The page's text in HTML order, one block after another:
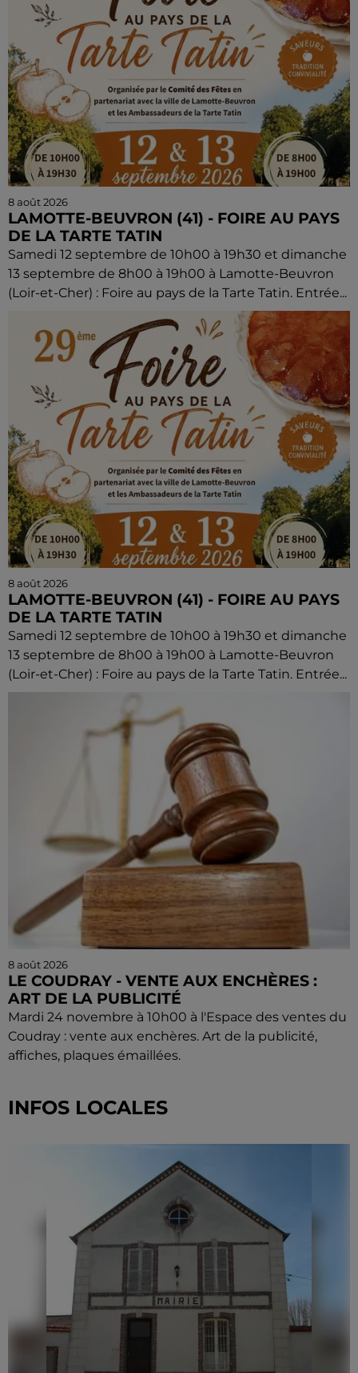
8 août 2026
LAMOTTE-BEUVRON (41) - FOIRE AU PAYS
DE LA TARTE TATIN
Samedi 12 septembre de 10h00 à 19h30 et dimanche
13 septembre de 8h00 à 19h00 à Lamotte-Beuvron
(Loir-et-Cher) : Foire au pays de la Tarte Tatin. Entrée...
8 août 2026
LAMOTTE-BEUVRON (41) - FOIRE AU PAYS
DE LA TARTE TATIN
Samedi 12 septembre de 10h00 à 19h30 et dimanche
13 septembre de 8h00 à 19h00 à Lamotte-Beuvron
(Loir-et-Cher) : Foire au pays de la Tarte Tatin. Entrée...
8 août 2026
LE COUDRAY - VENTE AUX ENCHÈRES :
ART DE LA PUBLICITÉ
Mardi 24 novembre à 10h00 à l'Espace des ventes du
Coudray : vente aux enchères. Art de la publicité,
affiches, plaques émaillées.
INFOS LOCALES